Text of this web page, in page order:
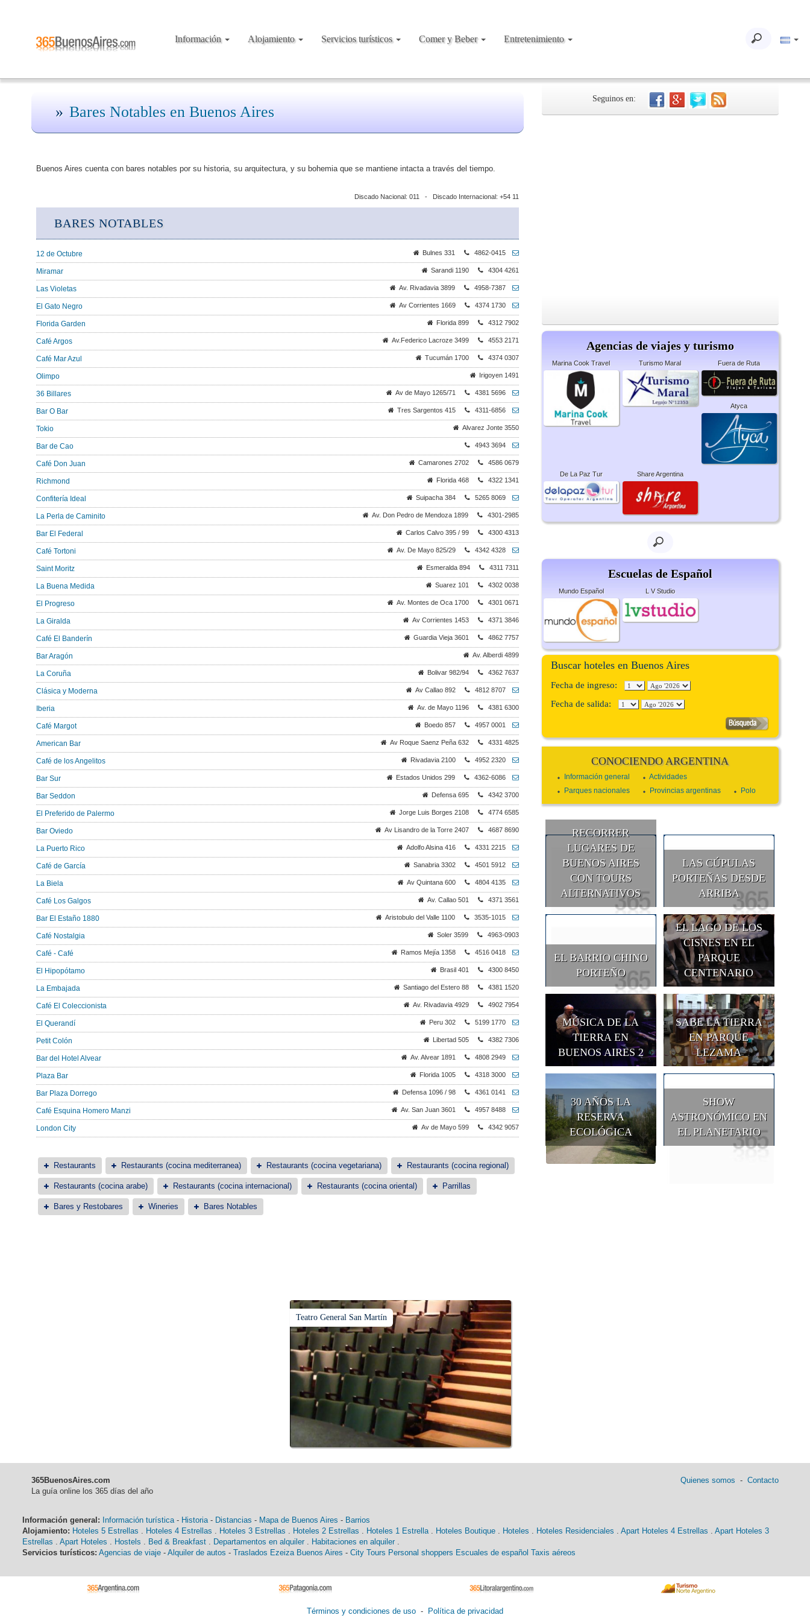
Información Alojamiento Servicios turísticos Comer y Beber Entretenimiento
Bares Notables en Buenos Aires
Buenos Aires cuenta con bares notables por su historia, su arquitectura, y su bohemia que se mantiene intacta a través del tiempo.
Discado Nacional: 011 - Discado Internacional: +54 11
BARES NOTABLES
12 de Octubre Bulnes 331 4862-0415
Miramar Sarandi 1190 4304 4261
Las Violetas Av. Rivadavia 3899 4958-7387
El Gato Negro Av Corrientes 1669 4374 1730
Florida Garden Florida 899 4312 7902
Café Argos Av.Federico Lacroze 3499 4553 2171
Café Mar Azul Tucumán 1700 4374 0307
Olimpo Irigoyen 1491
36 Billares Av de Mayo 1265/71 4381 5696
Bar O Bar Tres Sargentos 415 4311-6856
Tokio Alvarez Jonte 3550
Bar de Cao 4943 3694
Café Don Juan Camarones 2702 4586 0679
Richmond Florida 468 4322 1341
Confitería Ideal Suipacha 384 5265 8069
La Perla de Caminito Av. Don Pedro de Mendoza 1899 4301-2985
Bar El Federal Carlos Calvo 395 / 99 4300 4313
Café Tortoni Av. De Mayo 825/29 4342 4328
Saint Moritz Esmeralda 894 4311 7311
La Buena Medida Suarez 101 4302 0038
El Progreso Av. Montes de Oca 1700 4301 0671
La Giralda Av Corrientes 1453 4371 3846
Café El Banderín Guardia Vieja 3601 4862 7757
Bar Aragón Av. Alberdi 4899
La Coruña Bolivar 982/94 4362 7637
Clásica y Moderna Av Callao 892 4812 8707
Iberia Av. de Mayo 1196 4381 6300
Café Margot Boedo 857 4957 0001
American Bar Av Roque Saenz Peña 632 4331 4825
Café de los Angelitos Rivadavia 2100 4952 2320
Bar Sur Estados Unidos 299 4362-6086
Bar Seddon Defensa 695 4342 3700
El Preferido de Palermo Jorge Luis Borges 2108 4774 6585
Bar Oviedo Av Lisandro de la Torre 2407 4687 8690
La Puerto Rico Adolfo Alsina 416 4331 2215
Café de García Sanabria 3302 4501 5912
La Biela Av Quintana 600 4804 4135
Café Los Galgos Av. Callao 501 4371 3561
Bar El Estaño 1880 Aristobulo del Valle 1100 3535-1015
Café Nostalgia Soler 3599 4963-0903
Café - Café Ramos Mejía 1358 4516 0418
El Hipopótamo Brasil 401 4300 8450
La Embajada Santiago del Estero 88 4381 1520
Café El Coleccionista Av. Rivadavia 4929 4902 7954
El Querandí Peru 302 5199 1770
Petit Colón Libertad 505 4382 7306
Bar del Hotel Alvear Av. Alvear 1891 4808 2949
Plaza Bar Florida 1005 4318 3000
Bar Plaza Dorrego Defensa 1096 / 98 4361 0141
Café Esquina Homero Manzi Av. San Juan 3601 4957 8488
London City Av de Mayo 599 4342 9057
Restaurants Restaurants (cocina mediterranea) Restaurants (cocina vegetariana) Restaurants (cocina regional)
Restaurants (cocina arabe) Restaurants (cocina internacional) Restaurants (cocina oriental) Parrillas
Bares y Restobares Wineries Bares Notables
Teatro General San Martín
Seguinos en:
Agencias de viajes y turismo
Marina Cook Travel Turismo Maral Fuera de Ruta
Atyca
De La Paz Tur Share Argentina
Escuelas de Español
Mundo Español L V Studio
Buscar hoteles en Buenos Aires
Fecha de ingreso:
Fecha de salida:
CONOCIENDO ARGENTINA
Información general
Actividades
Parques nacionales
Provincias argentinas Polo
RECORRER
LUGARES DE
BUENOS AIRES
CON TOURS
ALTERNATIVOS
LAS CÚPULAS
PORTEÑAS DESDE
ARRIBA
EL BARRIO CHINO
PORTEÑO
EL LAGO DE LOS
CISNES EN EL
PARQUE
CENTENARIO
MÚSICA DE LA
TIERRA EN
BUENOS AIRES 2
SABE LA TIERRA
EN PARQUE
LEZAMA
30 AÑOS LA
RESERVA
ECOLÓGICA
SHOW
ASTRONÓMICO EN
EL PLANETARIO
365BuenosAires.com
La guía online los 365 días del año
Quienes somos - Contacto
Información general: Información turística - Historia - Distancias - Mapa de Buenos Aires - Barrios
Alojamiento: Hoteles 5 Estrellas Hoteles 4 Estrellas Hoteles 3 Estrellas Hoteles 2 Estrellas Hoteles 1 Estrella Hoteles Boutique Hoteles Hoteles Residenciales Apart Hoteles 4 Estrellas
Apart Hoteles 3
Estrellas
Apart Hoteles Hostels Bed & Breakfast Departamentos en alquiler Habitaciones en alquiler
Servicios turísticos: Agencias de viaje - Alquiler de autos - Traslados Ezeiza Buenos Aires - City Tours Personal shoppers Escuales de español Taxis aéreos
Términos y condiciones de uso - Política de privacidad